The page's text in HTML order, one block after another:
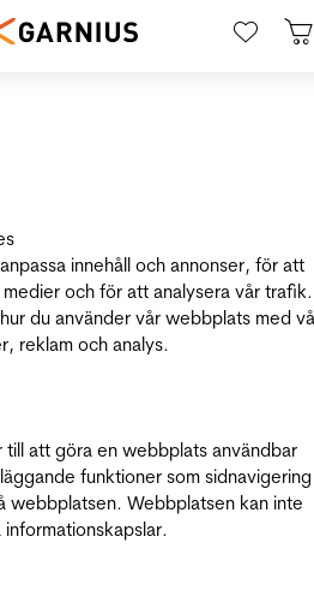
innehåll och annonser, för att
och för att analysera vår
du använder vår webbplats med
reklam och analys.
att göra en webbplats användbar
funktioner som
webbplatsen. Webbplatsen kan inte